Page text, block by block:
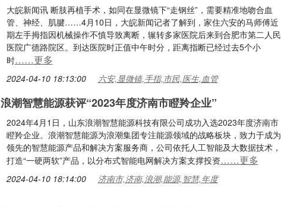
大皖新闻讯 断肢再植手术，如同在显微镜下“走钢丝”，需要精准地吻合血
管、神经、肌腱……4月10日，大皖新闻记者了解到，家住六安的马师傅近
期左手拇指因机械操作不慎导致离断，辗转多家医院后来到合肥市第二人民
医院广德路院区。到达医院时正值中午时分，距离指断已经过去5个小
时……更多
2024-04-10 18:13:00 六安,显微镜,手指,市民,医生,血管
浪潮智慧能源获评“2023年度济南市瞪羚企业”
2024年4月1日，山东浪潮智慧能源科技有限公司成功入选2023年度济南市
瞪羚企业。浪潮智慧能源为浪潮集团专注能源领域的战略板块，致力于成为
领先的智慧能源产品和解决方案服务商，公司依托人工智能及大数据技术，
打造“一硬两软”产品，以分布式智能电网解决方案支撑投资……更多
2024-04-10 18:14:00 济南市,济南,浪潮,能源,智慧,年度